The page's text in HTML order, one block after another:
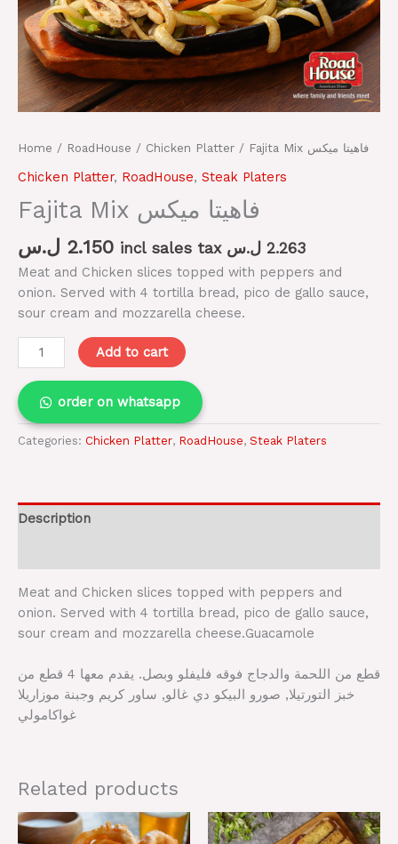
Home / RoadHouse / Chicken Platter / Fajita Mix فاهيتا ميكس
Chicken Platter, RoadHouse, Steak Platers
Fajita Mix فاهيتا ميكس
2.150 ل.س incl sales tax 2.263 ل.س
Meat and Chicken slices topped with peppers and
onion. Served with 4 tortilla bread, pico de gallo sauce,
sour cream and mozzarella cheese.
Add to cart
order on whatsapp
Categories: Chicken Platter, RoadHouse, Steak Platers
Description
Meat and Chicken slices topped with peppers and
onion. Served with 4 tortilla bread, pico de gallo sauce,
sour cream and mozzarella cheese.Guacamole
قطع من اللحمة والدجاج فوقه فليفلو وبصل. يقدم معها 4 قطع من
خبز التورتيلا, صورو البيكو دي غالو, ساور كريم وجبنة موزاريلا
غواكامولي
Related products